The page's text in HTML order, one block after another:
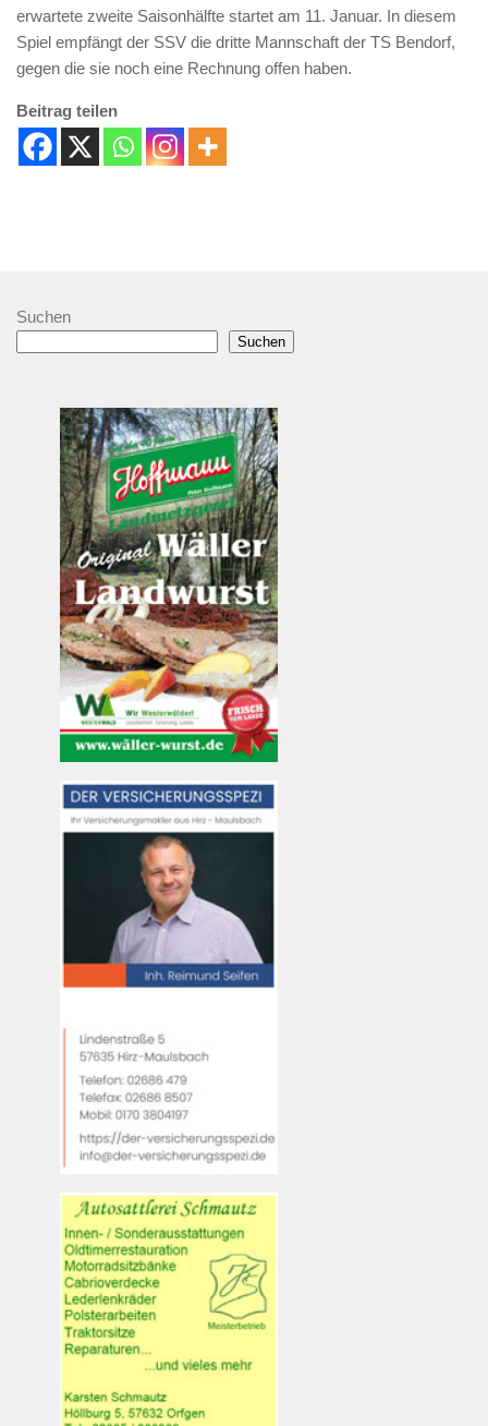
erwartete zweite Saisonhälfte startet am 11. Januar. In diesem
Spiel empfängt der SSV die dritte Mannschaft der TS Bendorf,
gegen die sie noch eine Rechnung offen haben.
Beitrag teilen
Suchen
Suchen